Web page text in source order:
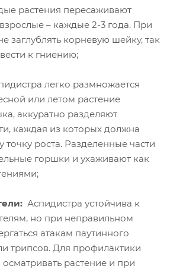
растения пересаживают
– каждые 2-3 года. При
заглублять корневую шейку, так
к гниению;
легко размножается
или летом растение
аккуратно разделяют
каждая из которых должна
точку роста. Разделенные части
горшки и ухаживают как
Аспидистра устойчива к
но при неправильном
атакам паутинного
трипсов. Для профилактики
осматривать растение и при